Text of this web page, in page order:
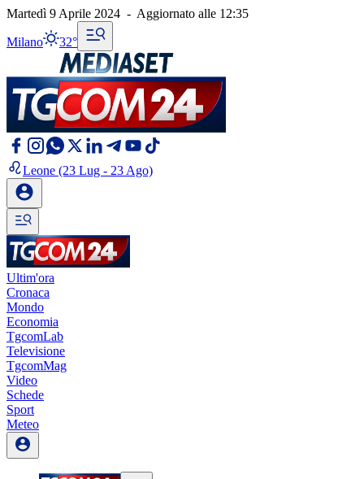
Martedì 9 Aprile 2024 - Aggiornato alle 12:35
Milano 32°
Leone (23 Lug - 23 Ago)
Ultim'ora
Cronaca
Mondo
Economia
TgcomLab
Televisione
TgcomMag
Video
Schede
Sport
Meteo